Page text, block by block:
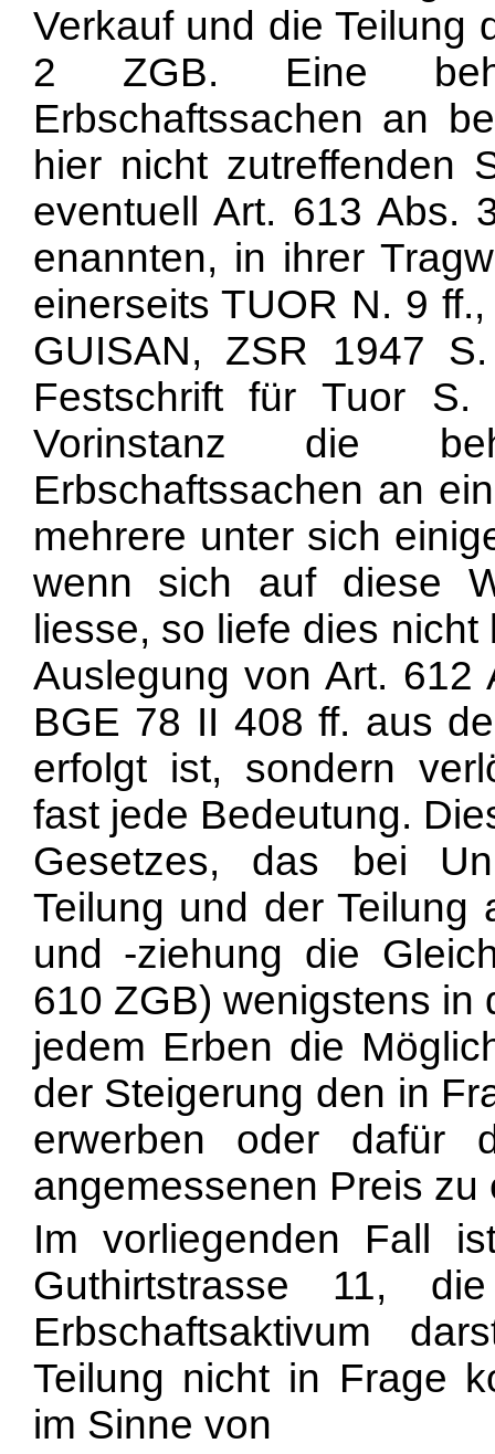
Verkauf und die Teilung
2 ZGB. Eine
Erbschaftssachen an
hier nicht zutreffenden
eventuell Art. 613 Abs.
enannten, in ihrer
einerseits TUOR N. 9
GUISAN, ZSR 1947
Festschrift für Tuor
Vorinstanz die
Erbschaftssachen an
mehrere unter sich
wenn sich auf diese
liesse, so liefe dies
Auslegung von Art.
BGE 78 II 408 ff. aus
erfolgt ist, sondern
fast jede Bedeutung.
Gesetzes, das bei
Teilung und der
und -ziehung die
610 ZGB) wenigstens in
jedem Erben die
der Steigerung den in
erwerben oder dafür
angemessenen Preis zu
Im vorliegenden Fall
Guthirtstrasse 11,
Erbschaftsaktivum
Teilung nicht in Frage
im Sinne von